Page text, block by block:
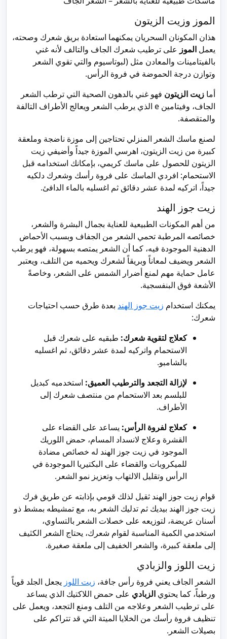
الموز وزيت الزيتون
هذان المكونان السحريان يمكنهما استعادة بريق شعرك وصحته،
يعمل الموز على ترطيب شعرك الجاف والتالف لأنه غني
بالفيتامينات والمعادن مثل (لبوتاسيوم والتي تقوي الشعر
وتوازن درجة الحموضة في فروة الرأس.
أما زيت الزيتون فهو غني بالدهون الصحية التي ترطب الشعر
الجاف، وفيتامين e الذي يرطب الشعر ويعالج الأطراف التالفة
والمتقصفة.
لصنع ماسك الشعر المنزلي تحتاجين إلى موزة ناضجة وملعقة
كبيرة من زيت الزيتون، اهرسي الموزة جيداً وأضيفي زيت
الزيتون للحصول على ماسك كريمي، بإمكانك استخدامه قبل
الاستحمام: افردي الماسك على فروة رأسك وشعرك دلكيه
جيداً، اتركيه لمدة عشر دقائق ثم اغسليه بالماء الدافئ.
زيت جوز الهند
من أهم المكونات الطبيعية للعناية بجمال البشرة والشعر،
خصائصه المرطبة تحمي الشعر من الجفاف وبسبب الأحماض
الدهنية الموجودة فيه، كما أن الشعر يمتصه بسهولة، فهو يرطب
الشعر ويضيف لمعاناً وبريقاً لشعرك ويحميه من التلف، ويعتبر
عامل حماية مهم لمنع أضرار الشمس على الشعر، وخاصةً
الأشعة فوق البنفسجية.
يمكنك استخدام زيت جوز الهند بعدة طرق حسب احتياجات
شعرك:
كعلاج لتقوية شعرك: طبقيه على شعرك قبل
الاستحمام واتركيه لمدة عشر دقائق، ثم اغسليه
بالشامبو.
لإزالة التجعد والترطيب العميق: استخدميه كبديل
للبلسم بعد الاستحمام من منتصف شعرك إلى
الأطراف.
كعلاج لفروة الرأس: يساعد على القضاء على
القشرة وعلاج لانسداد المسام، حمض اللوريك
الموجود في زيت جوز الهند له خصائص مضادة
للميكروبات والقضاء على البكتيريا الموجودة في
الرأس وتقليل الالتهاب وتعزيز نمو الشعر.
قوام زيت جوز الهند ثقيل لذلك قومي بإذابته عن طريق فرك
زيت جوز الهند بيديك ثم تدليك الشعر به، مع تمشيطه بمشط ذو
أسنان عريضة، لتوزيعه على خصلات الشعر بالتساوي،
استخدمي الكمية المناسبة لقوام شعرك، يحتاج الشعر الكثيف
إلى ملعقة كبيرة، والشعر الخفيف إلى ملعقة صغيرة.
زيت اللوز والزبادي
الشعر الجاف يعني فروة رأس جافة، زيت اللوز يجعل الجلد قوياً
ورطباً، كما يحتوي الزبادي على حمض اللاكتيك الذي يساعد
على ترطيب الشعر وعلاجه من التلف ومنع التجعد، ويعمل على
تنظيف فروة رأسك من الخلايا الميتة التي قد تتراكم على
بصيلات الشعر.